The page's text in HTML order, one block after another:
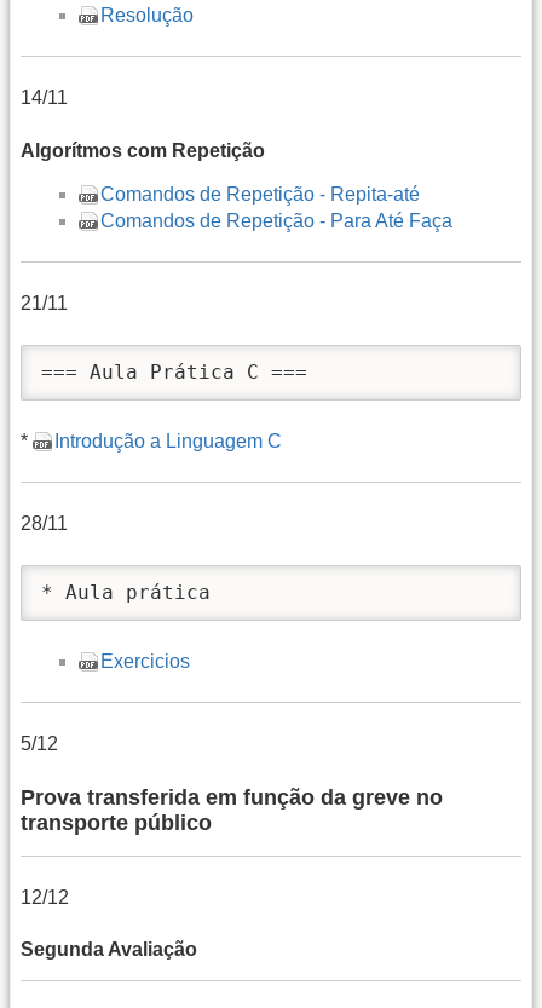
Resolução
14/11
Algorítmos com Repetição
Comandos de Repetição - Repita-até
Comandos de Repetição - Para Até Faça
21/11
=== Aula Prática C ===
* Introdução a Linguagem C
28/11
* Aula prática
Exercicios
5/12
Prova transferida em função da greve no
transporte público
12/12
Segunda Avaliação